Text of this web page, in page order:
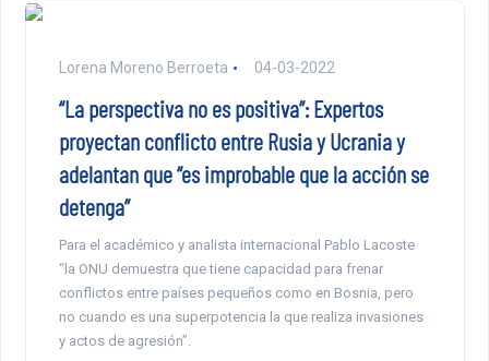
Lorena Moreno Berroeta 04-03-2022
“La perspectiva no es positiva”: Expertos
proyectan conflicto entre Rusia y Ucrania y
adelantan que “es improbable que la acción se
detenga”
Para el académico y analista internacional Pablo Lacoste
“la ONU demuestra que tiene capacidad para frenar
conflictos entre países pequeños como en Bosnia, pero
no cuando es una superpotencia la que realiza invasiones
y actos de agresión”.